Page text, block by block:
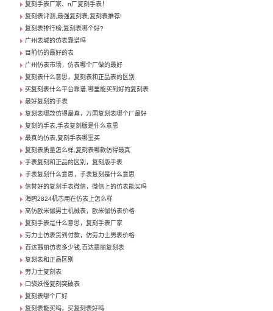
复刻手表厂家、n厂复刻手表！
复刻表评测,最强复刻表,复刻表推荐!
复刻表排行榜,复刻表哪个好?
广州表城的仿表靠谱吗
目前仿的最好的表
广州仿表市场，仿表哪个厂做的最好
复刻表什么意思，复刻表和正品表的区别
买复刻表什么平台靠谱,哪里能买到好的复刻表
最好复刻的手表
复刻表哪款仿得最真，万国复刻表哪个厂最好
复刻的手表,手表复刻版是什么意思
最真的仿表,复刻手表哪里买
复刻表质量怎么样,复刻表哪款仿得最真
手表复刻和正品的区别，复刻版手表
手表复刻什么意思，手表复刻是什么意思
信誉好的复刻手表微信，微信上的仿表能买吗
海鸥2824机芯用在仿表上怎么样
高仿欧米伽男士机械表，欧米伽仿表价格
复刻手表是什么意思，复刻手表厂家
劳力士仿表货到付款，仿劳力士男表价格
百达翡丽仿表多少钱,百达翡丽复刻表
复刻表和正品区别
劳力士复刻表
口袋妖怪复刻突破表
复刻表哪个厂好
复刻表能买吗，买复刻表好吗